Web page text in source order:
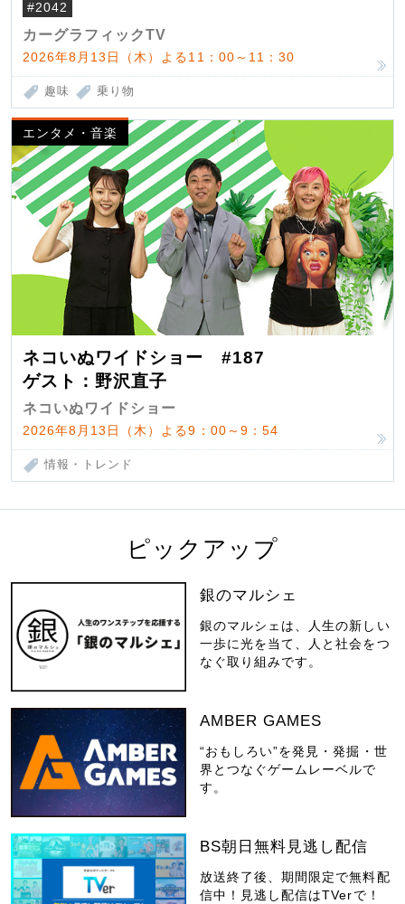
#2042
カーグラフィックTV
2026年8月13日（木）よる11：00～11：30
趣味 乗り物
エンタメ・音楽
ネコいぬワイドショー #187
ゲスト：野沢直子
ネコいぬワイドショー
2026年8月13日（木）よる9：00～9：54
情報・トレンド
ピックアップ
銀のマルシェ
銀のマルシェは、人生の新しい
一歩に光を当て、人と社会をつ
なぐ取り組みです。
AMBER GAMES
“おもしろい”を発見・発掘・世
界とつなぐゲームレーベルで
す。
BS朝日無料見逃し配信
放送終了後、期間限定で無料配
信中！見逃し配信はTVerで！